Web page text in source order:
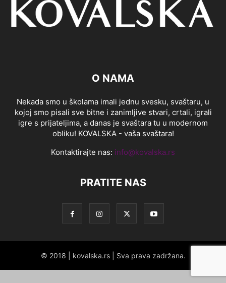
O NAMA
Nekada smo u školama imali jednu svesku, svaštaru, u
kojoj smo pisali sve bitne i zanimljive stvari, crtali, igrali
igre s prijateljima, a danas je svaštara tu u modernom
obliku! KOVALSKA - vaša svaštara!
Kontaktirajte nas: info@kovalska.rs
PRATITE NAS
© 2018 | kovalska.rs | Sva prava zadržana.